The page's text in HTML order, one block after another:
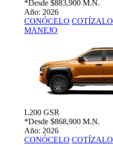
*Desde $883,900 M.N.
Año: 2026
CONÓCELO COTÍZALO
MANEJO
L200 GSR
*Desde $868,900 M.N.
Año: 2026
CONÓCELO COTÍZALO